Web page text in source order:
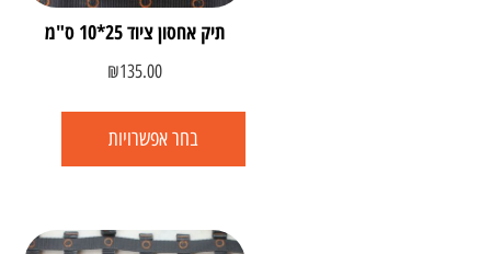
תיק אחסון ציוד 25*10 ס"מ
₪135.00
בחר אפשרויות